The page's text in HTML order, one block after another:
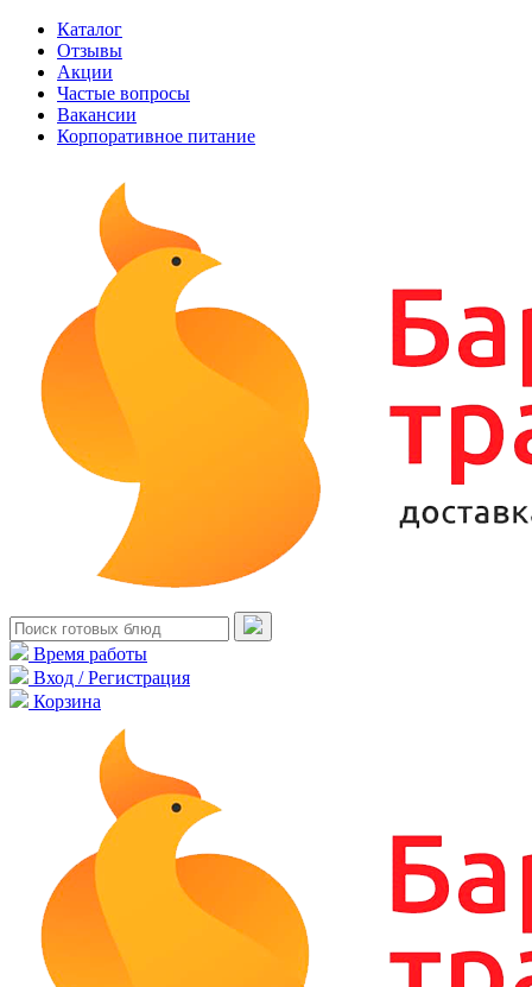
Каталог
Отзывы
Акции
Частые вопросы
Вакансии
Корпоративное питание
Время работы
Вход / Регистрация
Корзина